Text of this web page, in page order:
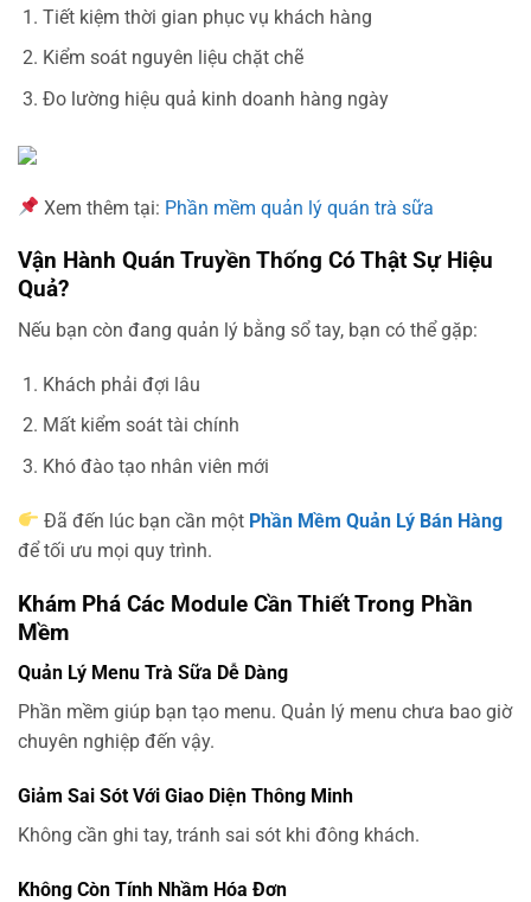
Tiết kiệm thời gian phục vụ khách hàng
Kiểm soát nguyên liệu chặt chẽ
Đo lường hiệu quả kinh doanh hàng ngày
Xem thêm tại: Phần mềm quản lý quán trà sữa
Vận Hành Quán Truyền Thống Có Thật Sự Hiệu
Quả?
Nếu bạn còn đang quản lý bằng sổ tay, bạn có thể gặp:
Khách phải đợi lâu
Mất kiểm soát tài chính
Khó đào tạo nhân viên mới
Đã đến lúc bạn cần một Phần Mềm Quản Lý Bán Hàng
để tối ưu mọi quy trình.
Khám Phá Các Module Cần Thiết Trong Phần
Mềm
Quản Lý Menu Trà Sữa Dễ Dàng
Phần mềm giúp bạn tạo menu. Quản lý menu chưa bao giờ
chuyên nghiệp đến vậy.
Giảm Sai Sót Với Giao Diện Thông Minh
Không cần ghi tay, tránh sai sót khi đông khách.
Không Còn Tính Nhầm Hóa Đơn